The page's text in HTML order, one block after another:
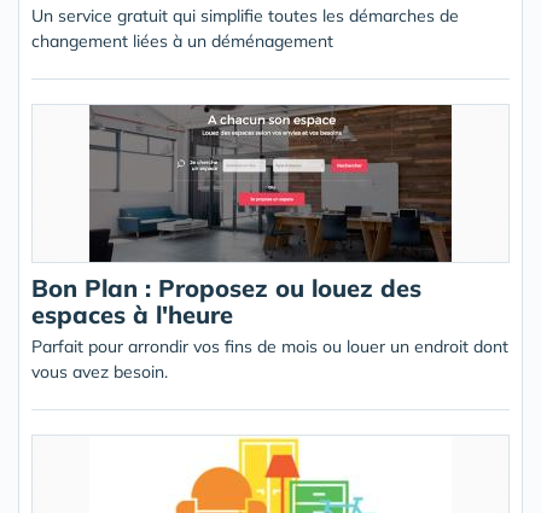
Un service gratuit qui simplifie toutes les démarches de
changement liées à un déménagement
Bon Plan : Proposez ou louez des
espaces à l'heure
Parfait pour arrondir vos fins de mois ou louer un endroit dont
vous avez besoin.